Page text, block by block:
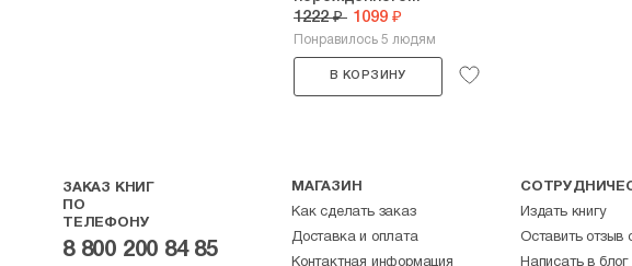
1222 ₽ 1099 ₽
Понравилось 5 людям
В КОРЗИНУ
ЗАКАЗ КНИГ
ПО
ТЕЛЕФОНУ
8 800 200 84 85
МАГАЗИН
Как сделать заказ
Доставка и оплата
Контактная информация
Издать книгу
Оставить отзыв
Написать в блог